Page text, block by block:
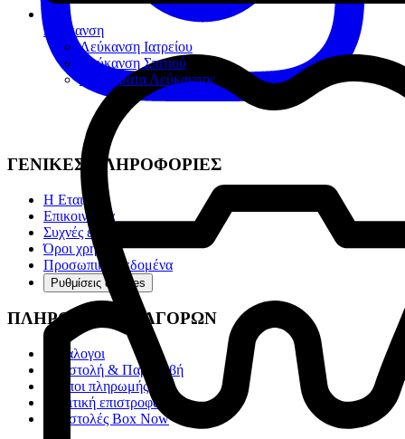
Λεύκανση
Λεύκανση Ιατρείου
Λεύκανση Σπιτιού
Βοηθήματα Λεύκανσης
ΓΕΝΙΚΕΣ ΠΛΗΡΟΦΟΡΙΕΣ
Η Εταιρία
Επικοινωνία
Συχνές ερωτήσεις
Όροι χρήσης
Προσωπικά Δεδομένα
Ρυθμίσεις cookies
ΠΛΗΡΟΦΟΡΙΕΣ ΑΓΟΡΩΝ
Κατάλογοι
Αποστολή & Παραλαβή
Τρόποι πληρωμής
Πολιτική επιστροφών
Αποστολές Box Now